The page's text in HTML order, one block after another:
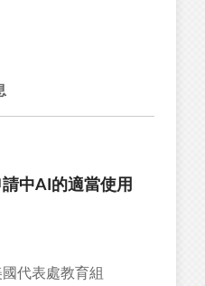
中AI的適當使用
代表處教育組